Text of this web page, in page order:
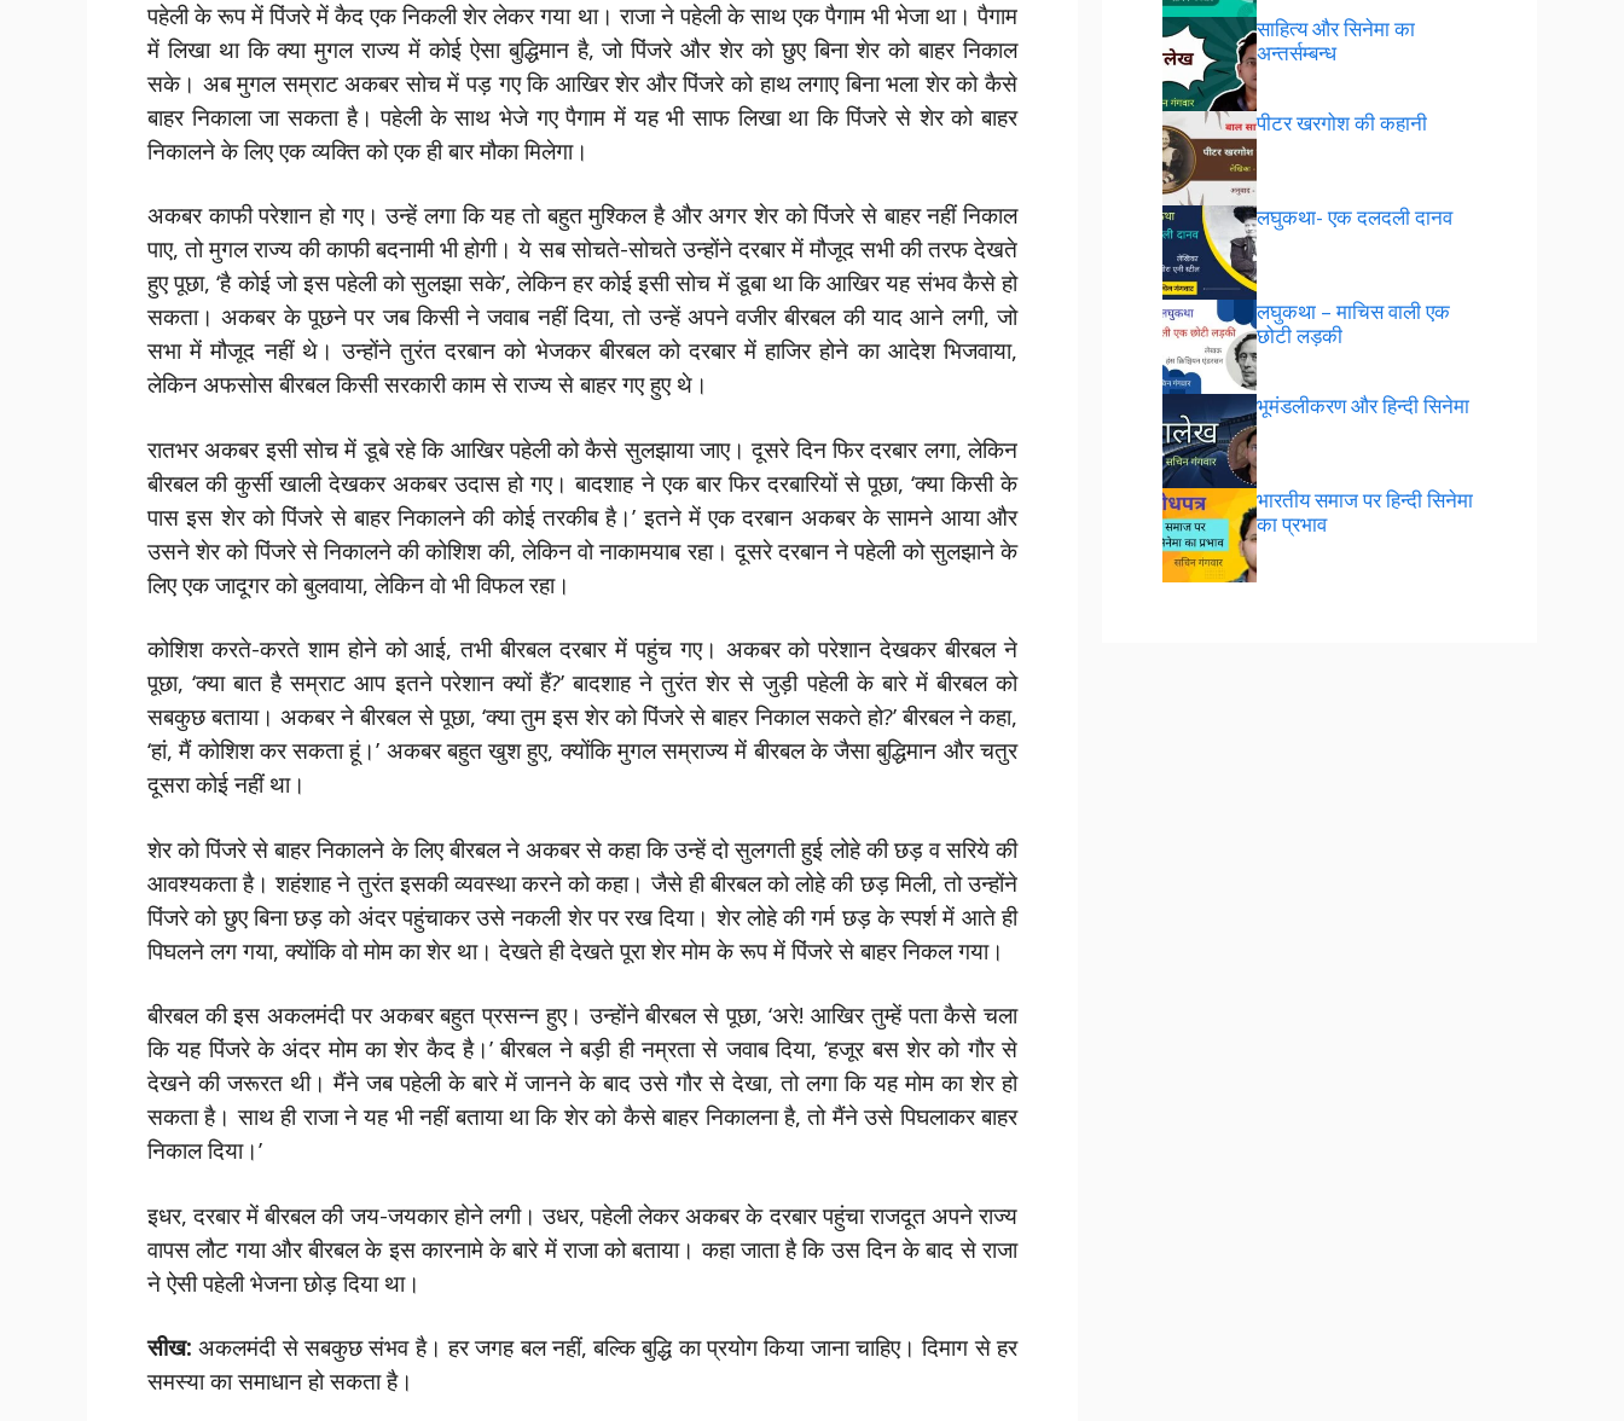
पहेली के रूप में पिंजरे में कैद एक निकली शेर लेकर गया था। राजा ने पहेली के साथ एक पैगाम भी भेजा था। पैगाम
में लिखा था कि क्या मुगल राज्य में कोई ऐसा बुद्धिमान है, जो पिंजरे और शेर को छुए बिना शेर को बाहर निकाल
सके। अब मुगल सम्राट अकबर सोच में पड़ गए कि आखिर शेर और पिंजरे को हाथ लगाए बिना भला शेर को कैसे
बाहर निकाला जा सकता है। पहेली के साथ भेजे गए पैगाम में यह भी साफ लिखा था कि पिंजरे से शेर को बाहर
निकालने के लिए एक व्यक्ति को एक ही बार मौका मिलेगा।
अकबर काफी परेशान हो गए। उन्हें लगा कि यह तो बहुत मुश्किल है और अगर शेर को पिंजरे से बाहर नहीं निकाल
पाए, तो मुगल राज्य की काफी बदनामी भी होगी। ये सब सोचते-सोचते उन्होंने दरबार में मौजूद सभी की तरफ देखते
हुए पूछा, ‘है कोई जो इस पहेली को सुलझा सके’, लेकिन हर कोई इसी सोच में डूबा था कि आखिर यह संभव कैसे हो
सकता। अकबर के पूछने पर जब किसी ने जवाब नहीं दिया, तो उन्हें अपने वजीर बीरबल की याद आने लगी, जो
सभा में मौजूद नहीं थे। उन्होंने तुरंत दरबान को भेजकर बीरबल को दरबार में हाजिर होने का आदेश भिजवाया,
लेकिन अफसोस बीरबल किसी सरकारी काम से राज्य से बाहर गए हुए थे।
रातभर अकबर इसी सोच में डूबे रहे कि आखिर पहेली को कैसे सुलझाया जाए। दूसरे दिन फिर दरबार लगा, लेकिन
बीरबल की कुर्सी खाली देखकर अकबर उदास हो गए। बादशाह ने एक बार फिर दरबारियों से पूछा, ‘क्या किसी के
पास इस शेर को पिंजरे से बाहर निकालने की कोई तरकीब है।’ इतने में एक दरबान अकबर के सामने आया और
उसने शेर को पिंजरे से निकालने की कोशिश की, लेकिन वो नाकामयाब रहा। दूसरे दरबान ने पहेली को सुलझाने के
लिए एक जादूगर को बुलवाया, लेकिन वो भी विफल रहा।
कोशिश करते-करते शाम होने को आई, तभी बीरबल दरबार में पहुंच गए। अकबर को परेशान देखकर बीरबल ने
पूछा, ‘क्या बात है सम्राट आप इतने परेशान क्यों हैं?’ बादशाह ने तुरंत शेर से जुड़ी पहेली के बारे में बीरबल को
सबकुछ बताया। अकबर ने बीरबल से पूछा, ‘क्या तुम इस शेर को पिंजरे से बाहर निकाल सकते हो?’ बीरबल ने कहा,
‘हां, मैं कोशिश कर सकता हूं।’ अकबर बहुत खुश हुए, क्योंकि मुगल सम्राज्य में बीरबल के जैसा बुद्धिमान और चतुर
दूसरा कोई नहीं था।
शेर को पिंजरे से बाहर निकालने के लिए बीरबल ने अकबर से कहा कि उन्हें दो सुलगती हुई लोहे की छड़ व सरिये की
आवश्यकता है। शहंशाह ने तुरंत इसकी व्यवस्था करने को कहा। जैसे ही बीरबल को लोहे की छड़ मिली, तो उन्होंने
पिंजरे को छुए बिना छड़ को अंदर पहुंचाकर उसे नकली शेर पर रख दिया। शेर लोहे की गर्म छड़ के स्पर्श में आते ही
पिघलने लग गया, क्योंकि वो मोम का शेर था। देखते ही देखते पूरा शेर मोम के रूप में पिंजरे से बाहर निकल गया।
बीरबल की इस अकलमंदी पर अकबर बहुत प्रसन्न हुए। उन्होंने बीरबल से पूछा, ‘अरे! आखिर तुम्हें पता कैसे चला
कि यह पिंजरे के अंदर मोम का शेर कैद है।’ बीरबल ने बड़ी ही नम्रता से जवाब दिया, ‘हजूर बस शेर को गौर से
देखने की जरूरत थी। मैंने जब पहेली के बारे में जानने के बाद उसे गौर से देखा, तो लगा कि यह मोम का शेर हो
सकता है। साथ ही राजा ने यह भी नहीं बताया था कि शेर को कैसे बाहर निकालना है, तो मैंने उसे पिघलाकर बाहर
निकाल दिया।’
इधर, दरबार में बीरबल की जय-जयकार होने लगी। उधर, पहेली लेकर अकबर के दरबार पहुंचा राजदूत अपने राज्य
वापस लौट गया और बीरबल के इस कारनामे के बारे में राजा को बताया। कहा जाता है कि उस दिन के बाद से राजा
ने ऐसी पहेली भेजना छोड़ दिया था।
सीख: अकलमंदी से सबकुछ संभव है। हर जगह बल नहीं, बल्कि बुद्धि का प्रयोग किया जाना चाहिए। दिमाग से हर
समस्या का समाधान हो सकता है।
साहित्य और सिनेमा का
अन्तर्सम्बन्ध
पीटर खरगोश की कहानी
लघुकथा- एक दलदली दानव
लघुकथा – माचिस वाली एक
छोटी लड़की
भूमंडलीकरण और हिन्दी सिनेमा
भारतीय समाज पर हिन्दी सिनेमा
का प्रभाव